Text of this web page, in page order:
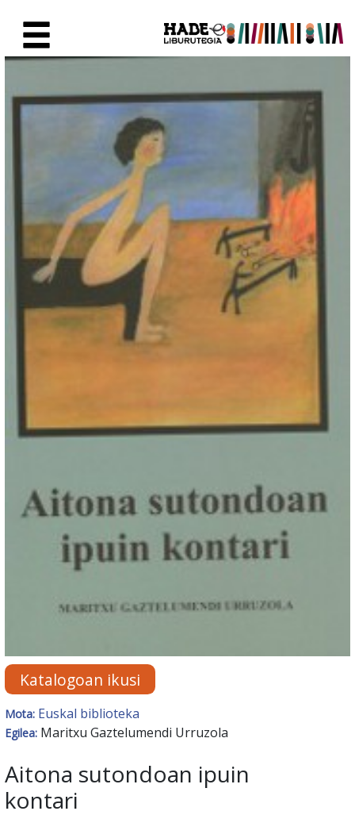
Eskuratu berriak Fitxa -
Katalogoan ikusi
Mota: Euskal biblioteka
Egilea: Maritxu Gaztelumendi Urruzola
Aitona sutondoan ipuin
kontari